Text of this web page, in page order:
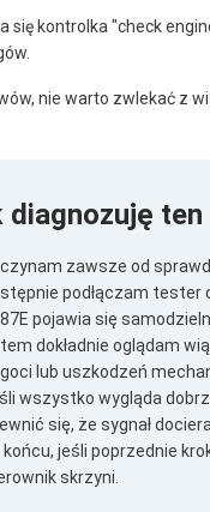
się kontrolka "check
nie warto zwlekać z
diagnozuję
zawsze od
podłączam tester
pojawia się
dokładnie oglądam
lub uszkodzeń
wszystko wygląda
się, że sygnał
końcu, jeśli poprzednie
skrzyni.